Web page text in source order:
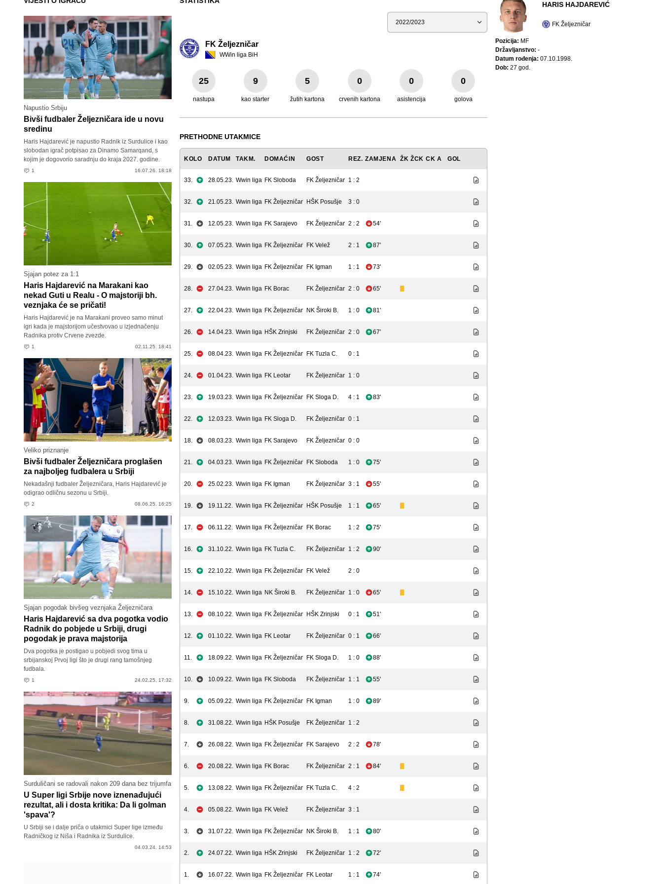
Napustio Srbiju
Bivši fudbaler Željezničara ide u novu
sredinu
Haris Hajdarević je napustio Radnik iz Surdulice i kao
slobodan igrač potpisao za Dinamo Samarqand, s
kojim je dogovorio saradnju do kraja 2027. godine.
1 16.07.26. 18:18
Sjajan potez za 1:1
Haris Hajdarević na Marakani kao
nekad Guti u Realu - O majstoriji bh.
veznjaka će se pričati!
Haris Hajdarević je na Marakani proveo samo minut
igri kada je majstorijom učestvovao u izjednačenju
Radnika protiv Crvene zvezde.
1 02.11.25. 18:41
Veliko priznanje
Bivši fudbaler Željezničara proglašen
za najboljeg fudbalera u Srbiji
Nekadašnji fudbaler Željezničara, Haris Hajdarević je
odigrao odličnu sezonu u Srbiji.
2 08.06.25. 16:25
Sjajan pogodak bivšeg veznjaka Željezničara
Haris Hajdarević sa dva pogotka vodio
Radnik do pobjede u Srbiji, drugi
pogodak je prava majstorija
Dva pogotka je postigao u pobjedi svog tima u
srbijanskoj Prvoj ligi što je drugi rang tamošnjeg
fudbala.
1 24.02.25. 17:32
Surduličani se radovali nakon 209 dana bez trijumfa
U Super ligi Srbije nove iznenađujući
rezultat, ali i dosta kritika: Da li golman
'spava'?
U Srbiji se i dalje priča o utakmici Super lige između
Radničkog iz Niša i Radnika iz Surdulice.
04.03.24. 14:53
Sezona
FK Željezničar
WWin liga BiH
25
nastupa
9
kao starter
5
žutih kartona
0
crvenih kartona
0
asistencija
0
golova
PRETHODNE UTAKMICE
KOLO DATUM TAKM. DOMAĆIN GOST REZ. ZAMJENA ŽK ŽCK CK A GOL
33. 28.05.23. Wwin liga FK Sloboda FK Željezničar 1 : 2
32. 21.05.23. Wwin liga FK Željezničar HŠK Posušje 3 : 0
31. 12.05.23. Wwin liga FK Sarajevo FK Željezničar 2 : 2 54'
30. 07.05.23. Wwin liga FK Željezničar FK Velež 2 : 1 87'
29. 02.05.23. Wwin liga FK Željezničar FK Igman 1 : 1 73'
28. 27.04.23. Wwin liga FK Borac FK Željezničar 2 : 0 65'
27. 22.04.23. Wwin liga FK Željezničar NK Široki B. 1 : 0 81'
26. 14.04.23. Wwin liga HŠK Zrinjski FK Željezničar 2 : 0 67'
25. 08.04.23. Wwin liga FK Željezničar FK Tuzla C. 0 : 1
24. 01.04.23. Wwin liga FK Leotar FK Željezničar 1 : 0
23. 19.03.23. Wwin liga FK Željezničar FK Sloga D. 4 : 1 83'
22. 12.03.23. Wwin liga FK Sloga D. FK Željezničar 0 : 1
18. 08.03.23. Wwin liga FK Sarajevo FK Željezničar 0 : 0
21. 04.03.23. Wwin liga FK Željezničar FK Sloboda 1 : 0 75'
20. 25.02.23. Wwin liga FK Igman FK Željezničar 3 : 1 55'
19. 19.11.22. Wwin liga FK Željezničar HŠK Posušje 1 : 1 65'
17. 06.11.22. Wwin liga FK Željezničar FK Borac 1 : 2 75'
16. 31.10.22. Wwin liga FK Tuzla C. FK Željezničar 1 : 2 90'
15. 22.10.22. Wwin liga FK Željezničar FK Velež 2 : 0
14. 15.10.22. Wwin liga NK Široki B. FK Željezničar 1 : 0 65'
13. 08.10.22. Wwin liga FK Željezničar HŠK Zrinjski 0 : 1 51'
12. 01.10.22. Wwin liga FK Leotar FK Željezničar 0 : 1 66'
11. 18.09.22. Wwin liga FK Željezničar FK Sloga D. 1 : 0 88'
10. 10.09.22. Wwin liga FK Sloboda FK Željezničar 1 : 1 55'
9. 05.09.22. Wwin liga FK Željezničar FK Igman 1 : 0 89'
8. 31.08.22. Wwin liga HŠK Posušje FK Željezničar 1 : 2
7. 26.08.22. Wwin liga FK Željezničar FK Sarajevo 2 : 2 78'
6. 20.08.22. Wwin liga FK Borac FK Željezničar 2 : 1 84'
5. 13.08.22. Wwin liga FK Željezničar FK Tuzla C. 4 : 2
4. 05.08.22. Wwin liga FK Velež FK Željezničar 3 : 1
3. 31.07.22. Wwin liga FK Željezničar NK Široki B. 1 : 1 80'
2. 24.07.22. Wwin liga HŠK Zrinjski FK Željezničar 1 : 2 72'
1. 16.07.22. Wwin liga FK Željezničar FK Leotar 1 : 1 74'
HARIS HAJDAREVIĆ
FK Željezničar
Pozicija: MF
Državljanstvo: -
Datum rođenja: 07.10.1998.
Dob: 27 god.